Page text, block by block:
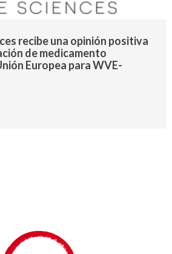
recibe una opinión positiva
de medicamento
Europea para WVE-